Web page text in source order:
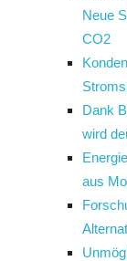
Neue
CO2
Dank
wird
aus